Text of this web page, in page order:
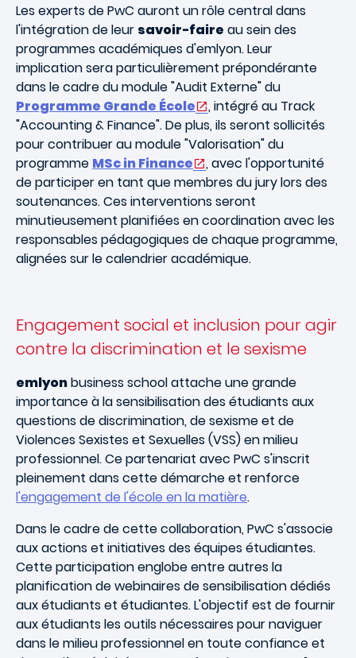
Les experts de PwC auront un rôle central dans
l'intégration de leur savoir-faire au sein des
programmes académiques d'emlyon. Leur
implication sera particulièrement prépondérante
dans le cadre du module "Audit Externe" du
Programme Grande École
, intégré au Track
"Accounting & Finance". De plus, ils seront sollicités
pour contribuer au module "Valorisation" du
programme MSc in Finance
, avec l'opportunité
de participer en tant que membres du jury lors des
soutenances. Ces interventions seront
minutieusement planifiées en coordination avec les
responsables pédagogiques de chaque programme,
alignées sur le calendrier académique.
Engagement social et inclusion pour agir
contre la discrimination et le sexisme
emlyonbusiness school attache une grande
importance à la sensibilisation des étudiants aux
questions de discrimination, de sexisme et de
Violences Sexistes et Sexuelles (VSS) en milieu
professionnel. Ce partenariat avec PwC s'inscrit
pleinement dans cette démarche et renforce
l'engagement de l'école en la matière.
Dans le cadre de cette collaboration, PwC s'associe
aux actions et initiatives des équipes étudiantes.
Cette participation englobe entre autres la
planification de webinaires de sensibilisation dédiés
aux étudiants et étudiantes. L'objectif est de fournir
aux étudiants les outils nécessaires pour naviguer
dans le milieu professionnel en toute confiance et